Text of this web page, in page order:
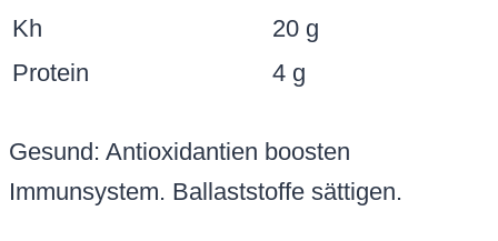
Kh
20 g
Protein
4 g
Gesund: Antioxidantien boosten
Immunsystem. Ballaststoffe sättigen.